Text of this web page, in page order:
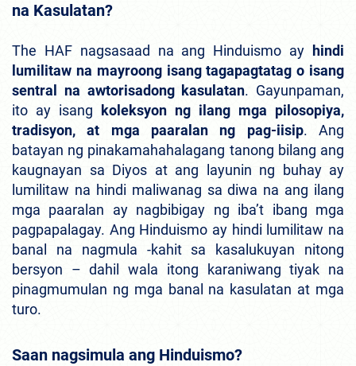
na Kasulatan?
The HAF nagsasaad na ang Hinduismo ay hindi
lumilitaw na mayroong isang tagapagtatag o isang
sentral na awtorisadong kasulatan. Gayunpaman,
ito ay isang
koleksyon ng ilang mga pilosopiya,
tradisyon, at mga paaralan ng pag-iisip. Ang
batayan ng pinakamahahalagang tanong bilang ang
kaugnayan sa Diyos at ang layunin ng buhay ay
lumilitaw na hindi maliwanag sa diwa na ang ilang
mga paaralan ay nagbibigay ng iba’t ibang mga
pagpapalagay. Ang Hinduismo ay hindi lumilitaw na
banal na nagmula -kahit sa kasalukuyan nitong
bersyon – dahil wala itong karaniwang tiyak na
pinagmumulan ng mga banal na kasulatan at mga
turo.
Saan nagsimula ang Hinduismo?